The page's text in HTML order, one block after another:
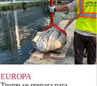
EUROPA